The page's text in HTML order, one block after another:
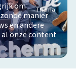
om
manier
en andere
al onze content
Thema